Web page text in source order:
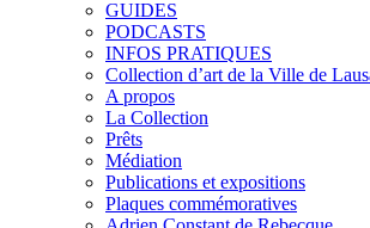
GUIDES
PODCASTS
INFOS PRATIQUES
Collection d’art de la Ville de
A propos
La Collection
Prêts
Médiation
Publications et expositions
Plaques commémoratives